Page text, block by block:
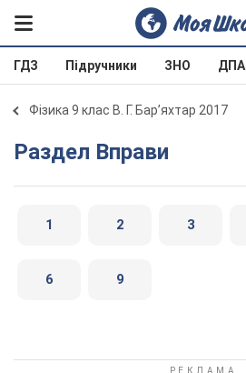
ГДЗ Підручники ЗНО ДПА
Фізика 9 клас В. Г. Бар’яхтар 2017
Раздел Вправи
1 2 3
6 9